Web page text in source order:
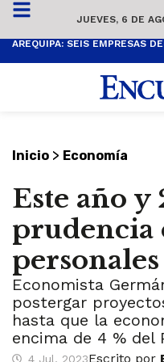
JUEVES, 6 DE
Inicio > Economía
Este año y
prudencia
Economista
postergar
hasta que la
encima de 4 % del
4 Jul, 2023Escrito por